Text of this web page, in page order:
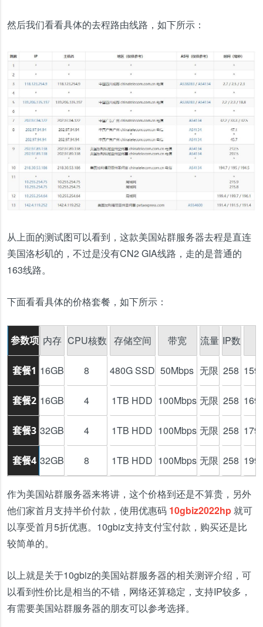
然后我们看看具体的去程路由线路，如下所示：
从上面的测试图可以看到，这款美国站群服务器去程是直连
美国洛杉矶的，不过是没有CN2 GIA线路，走的是普通的
163线路。
下面看看具体的价格套餐，如下所示：
参数项
套餐1
套餐2
套餐3
套餐4
内存
16GB
16GB
32GB
32GB
CPU核数
8
4
4
8
存储空间
480G SSD
1TB HDD
1TB HDD
1TB HDD
带宽
50Mbps
100Mbps
100Mbps
100Mbps
流量
无限
无限
无限
无限
IP数
258
258
258
258
159
169
179
199
作为美国站群服务器来将讲，这个价格到还是不算贵，另外
他们家首月支持半价付款，使用优惠码 10gbiz2022hp就可
以享受首月5折优惠。10gbiz支持支付宝付款，购买还是比
较简单的。
以上就是关于10gbiz的美国站群服务器的相关测评介绍，可
以看到性价比是相当的不错，网络还算稳定，支持IP较多，
有需要美国站群服务器的朋友可以参考选择。